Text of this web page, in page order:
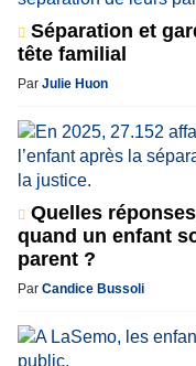
Séparation et
tête familial
Par Julie Huon
Quelles
quand un enfant
parent ?
Par Candice Bussoli